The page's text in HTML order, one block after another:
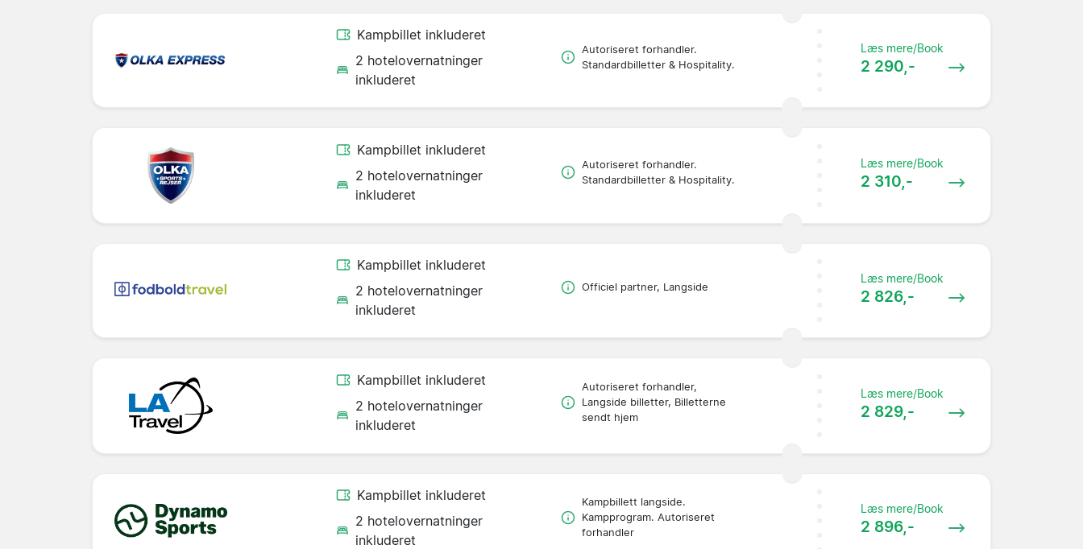
Kampbillet inkluderet
2 hotelovernatninger
inkluderet
Autoriseret forhandler.
Standardbilletter & Hospitality.
Læs mere/Book
2 290,-
Kampbillet inkluderet
2 hotelovernatninger
inkluderet
Autoriseret forhandler.
Standardbilletter & Hospitality.
Læs mere/Book
2 310,-
Kampbillet inkluderet
2 hotelovernatninger
inkluderet
Officiel partner, Langside
Læs mere/Book
2 826,-
Kampbillet inkluderet
2 hotelovernatninger
inkluderet
Autoriseret forhandler,
Langside billetter, Billetterne
sendt hjem
Læs mere/Book
2 829,-
Kampbillet inkluderet
2 hotelovernatninger
inkluderet
Kampbillett langside.
Kampprogram. Autoriseret
forhandler
Læs mere/Book
2 896,-